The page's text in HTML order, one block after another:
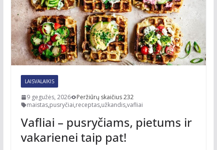
LAISVALAIKIS
9 gegužės, 2026
Peržiūrų skaičius 232
maistas,pusryčiai,receptas,užkandis,vafliai
Vafliai – pusryčiams, pietums ir
vakarienei taip pat!